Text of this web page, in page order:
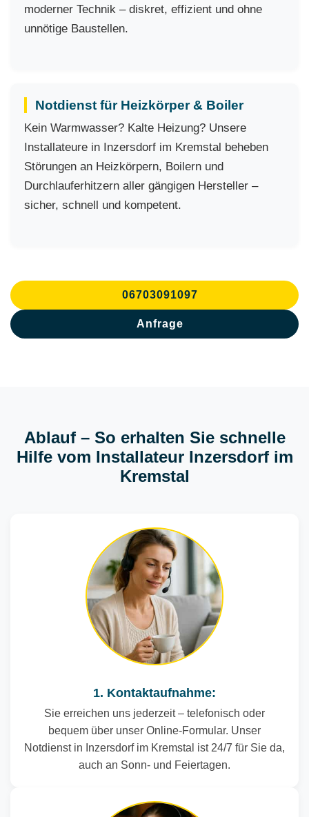
moderner Technik – diskret, effizient und ohne
unnötige Baustellen.
Notdienst für Heizkörper & Boiler
Kein Warmwasser? Kalte Heizung? Unsere
Installateure in Inzersdorf im Kremstal beheben
Störungen an Heizkörpern, Boilern und
Durchlauferhitzern aller gängigen Hersteller –
sicher, schnell und kompetent.
06703091097
Anfrage
Ablauf – So erhalten Sie schnelle
Hilfe vom Installateur Inzersdorf im
Kremstal
1. Kontaktaufnahme:
Sie erreichen uns jederzeit – telefonisch oder
bequem über unser Online-Formular. Unser
Notdienst in Inzersdorf im Kremstal ist 24/7 für Sie da,
auch an Sonn- und Feiertagen.